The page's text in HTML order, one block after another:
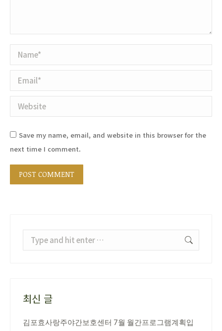
Name *
Email *
Website
Save my name, email, and website in this browser for the
next time I comment.
POST COMMENT
Search:
최신 글
김포효사랑주야간보호센터 7월 월간프로그램계획입